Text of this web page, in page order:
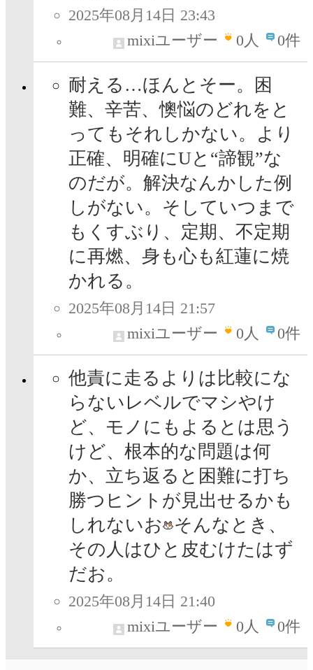
2025年08月14日 23:43
mixiユーザー
0人 0件
耐える…ほんとそー。困
難、辛苦、懊悩のどれをと
ってもそれしかない。より
正確、明確にUと“諦観”な
のだが。解決なんかした例
しがない。そしていつまで
もくすぶり、定期、不定期
に再燃、身も心も紅蓮に焼
かれる。
2025年08月14日 21:57
mixiユーザー
0人 0件
他責に走るよりは比較にな
らないレベルでマシやけ
ど、モノにもよるとは思う
けど、根本的な問題は何
か、立ち返ると困難に打ち
勝つヒントが見出せるかも
しれないお
そんなとき、
その人はひと皮むけたはず
だお。
2025年08月14日 21:40
mixiユーザー
0人 0件